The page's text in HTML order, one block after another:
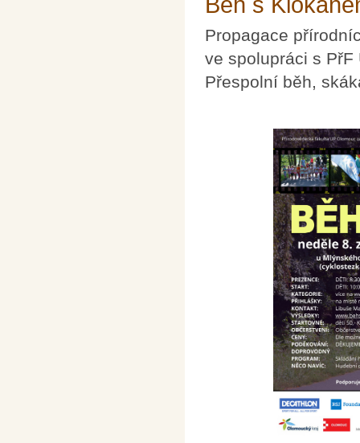
Propagace
ve spolupráci s
Přespolní běh,